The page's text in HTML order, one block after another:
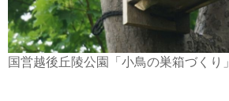
国営越後丘陵公園「小鳥の巣箱づくり」